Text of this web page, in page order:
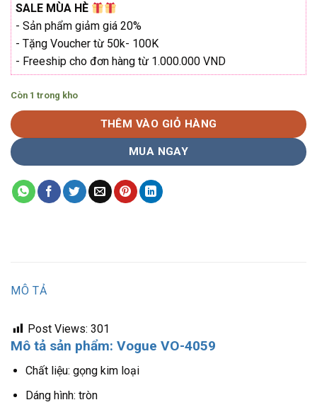
SALE MÙA HÈ
- Sản phẩm giảm giá 20%
- Tặng Voucher từ 50k- 100K
- Freeship cho đơn hàng từ 1.000.000 VND
Còn 1 trong kho
THÊM VÀO GIỎ HÀNG
MUA NGAY
MÔ TẢ
Post Views: 301
Mô tả sản phẩm: Vogue VO-4059
Chất liệu: gọng kim loại
Dáng hình: tròn